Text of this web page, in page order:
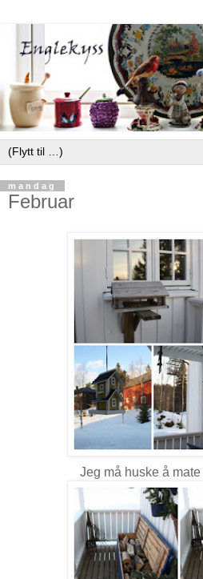
mandag
Februar
Jeg må huske å mate